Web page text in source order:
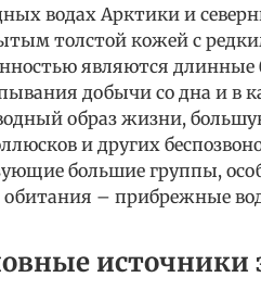
водах Арктики и
толстой кожей с
являются
добычи со дна и в
образ жизни,
и других
большие группы,
обитания – прибрежные
источники